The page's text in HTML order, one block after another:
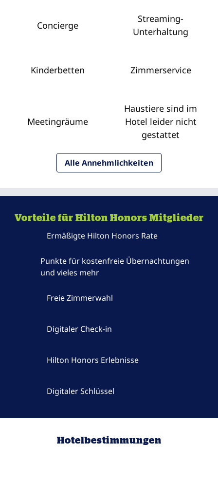
Concierge
Streaming-
Unterhaltung
Kinderbetten Zimmer­service
Meeting­räume
Haustiere sind im
Hotel leider nicht
gestattet
Alle Annehmlichkeiten
Vorteile für Hilton Honors Mitglieder
Ermäßigte Hilton Honors Rate
Punkte für kostenfreie Übernachtungen
und vieles mehr
Freie Zimmerwahl
Digitaler Check-in
Hilton Honors Erlebnisse
Digitaler Schlüssel
Hotelbestimmungen